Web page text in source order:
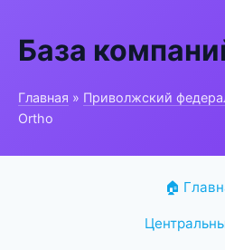
База
Главная » Приволжский
Ortho
🏠